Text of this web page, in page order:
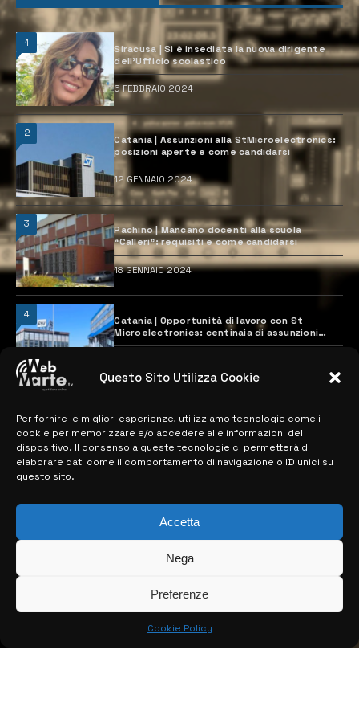
Questo Sito Utilizza Cookie
Per fornire le migliori esperienze, utilizziamo tecnologie come i
cookie per memorizzare e/o accedere alle informazioni del
dispositivo. Il consenso a queste tecnologie ci permetterà di
elaborare dati come il comportamento di navigazione o ID unici su
questo sito.
Accetta
Nega
Preferenze
Cookie Policy
1
Siracusa | Si è insediata la nuova dirigente
dell’Ufficio scolastico
6 FEBBRAIO 2024
2
Catania | Assunzioni alla StMicroelectronics:
posizioni aperte e come candidarsi
12 GENNAIO 2024
3
Pachino | Mancano docenti alla scuola
“Calleri”: requisiti e come candidarsi
18 GENNAIO 2024
4
Catania | Opportunità di lavoro con St
Microelectronics: centinaia di assunzioni
previste
MAPPA DEL SITO
> NOTIZIE